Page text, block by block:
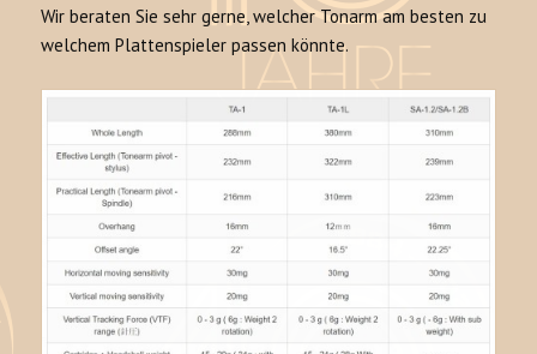
Wir beraten Sie sehr gerne, welcher Tonarm am besten zu
welchem Plattenspieler passen könnte.